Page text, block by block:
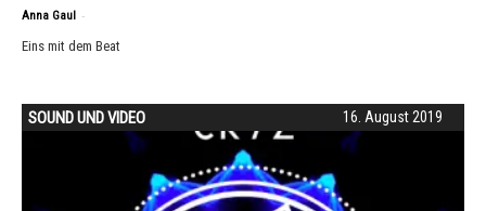
Anna Gaul -
Eins mit dem Beat
16. August 2019
SOUND UND VIDEO